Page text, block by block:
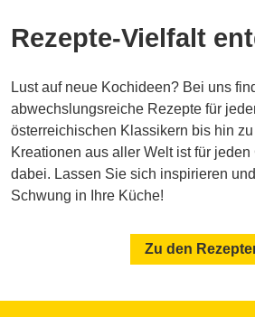
Rezepte-Vielfalt
Lust auf neue Kochideen? Bei uns
abwechslungsreiche Rezepte für
österreichischen Klassikern bis hin
Kreationen aus aller Welt ist für
dabei. Lassen Sie sich inspirieren
Schwung in Ihre Küche!
Zu den